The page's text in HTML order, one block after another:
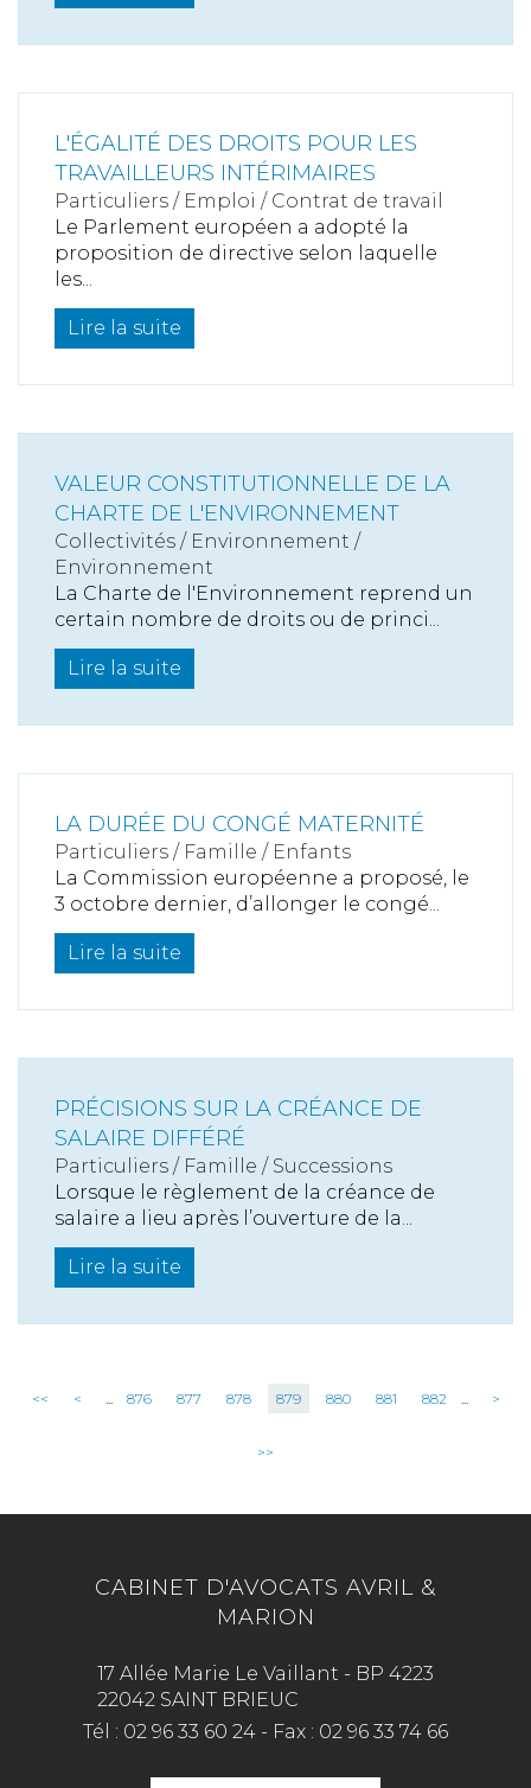
L'ÉGALITÉ DES DROITS POUR LES
TRAVAILLEURS INTÉRIMAIRES
Particuliers / Emploi / Contrat de travail
Le Parlement européen a adopté la
proposition de directive selon laquelle
les...
Lire la suite
VALEUR CONSTITUTIONNELLE DE LA
CHARTE DE L'ENVIRONNEMENT
Collectivités / Environnement /
Environnement
La Charte de l'Environnement reprend un
certain nombre de droits ou de princi...
Lire la suite
LA DURÉE DU CONGÉ MATERNITÉ
Particuliers / Famille / Enfants
La Commission européenne a proposé, le
3 octobre dernier, d’allonger le congé...
Lire la suite
PRÉCISIONS SUR LA CRÉANCE DE
SALAIRE DIFFÉRÉ
Particuliers / Famille / Successions
Lorsque le règlement de la créance de
salaire a lieu après l’ouverture de la...
Lire la suite
<< < ... 876 877 878 879 880 881 882 ... >
>>
CABINET D'AVOCATS AVRIL &
MARION
17 Allée Marie Le Vaillant - BP 4223
22042 SAINT BRIEUC
Tél : 02 96 33 60 24 - Fax : 02 96 33 74 66